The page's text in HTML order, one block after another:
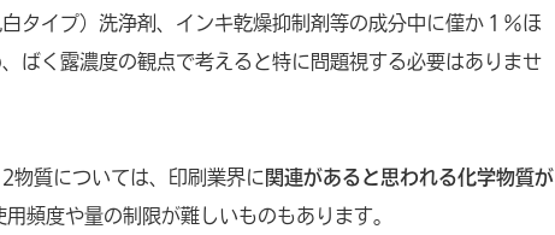
タイプ）洗浄剤、インキ乾燥抑制剤等の成分中に僅か１％ほ
ばく露濃度の観点で考えると特に問題視する必要はありませ
質については、印刷業界に関連があると思われる化学物質が
頻度や量の制限が難しいものもあります。